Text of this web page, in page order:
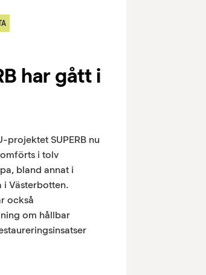
har gått i
projektet SUPERB nu
i tolv
bland annat i
Västerbotten.
också
om hållbar